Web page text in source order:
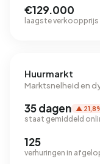
€129.000
laagste
Huurmarkt
Marktsnelheid en
35 dagen ▲
staat gemiddeld
125
verhuringen in